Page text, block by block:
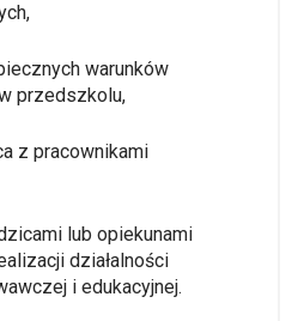
warunków
przedszkolu,
z pracownikami
lub opiekunami
działalności
i edukacyjnej.